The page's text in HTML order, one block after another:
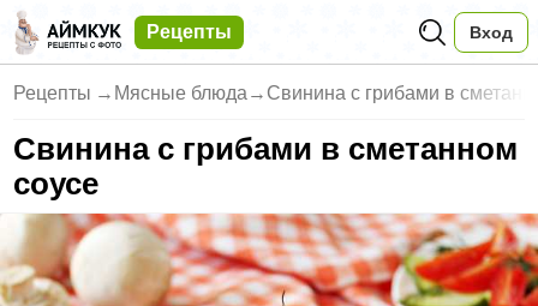
Рецепты Вход
Рецепты → Мясные блюда → Свинина с грибами в
Свинина с грибами в сметанном
соусе